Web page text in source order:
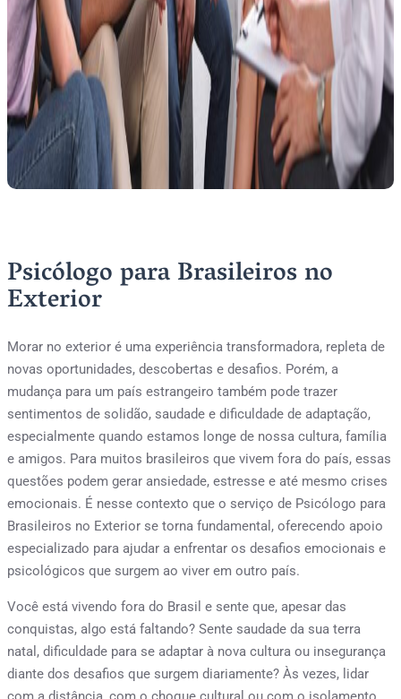
Psicólogo para Brasileiros no
Exterior
Morar no exterior é uma experiência transformadora, repleta de
novas oportunidades, descobertas e desafios. Porém, a
mudança para um país estrangeiro também pode trazer
sentimentos de solidão, saudade e dificuldade de adaptação,
especialmente quando estamos longe de nossa cultura, família
e amigos. Para muitos brasileiros que vivem fora do país, essas
questões podem gerar ansiedade, estresse e até mesmo crises
emocionais. É nesse contexto que o serviço de Psicólogo para
Brasileiros no Exterior se torna fundamental, oferecendo apoio
especializado para ajudar a enfrentar os desafios emocionais e
psicológicos que surgem ao viver em outro país.
Você está vivendo fora do Brasil e sente que, apesar das
conquistas, algo está faltando? Sente saudade da sua terra
natal, dificuldade para se adaptar à nova cultura ou insegurança
diante dos desafios que surgem diariamente? Às vezes, lidar